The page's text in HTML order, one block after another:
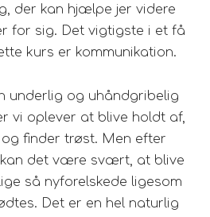
der kan hjælpe jer videre
for sig. Det vigtigste i et få
kurs er kommunikation.
underlig og uhåndgribelig
vi oplever at blive holdt af,
finder trøst. Men efter
det være svært, at blive
så nyforelskede ligesom
Det er en hel naturlig